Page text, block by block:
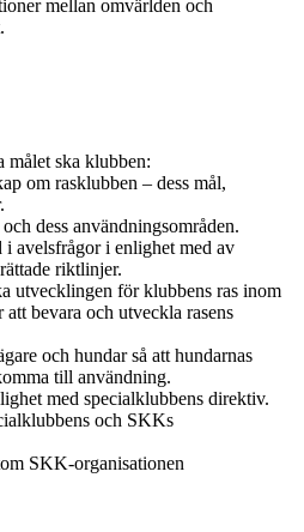
mellan omvärlden och
målet ska klubben:
om rasklubben – dess mål,
dess användningsområden.
avelsfrågor i enlighet med av
riktlinjer.
utvecklingen för klubbens ras inom
bevara och utveckla rasens
och hundar så att hundarnas
till användning.
med specialklubbens direktiv.
och SKKs
SKK-organisationen